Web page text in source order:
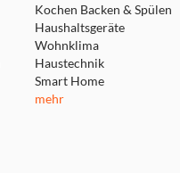
Kochen Backen & Spülen
Haushaltsgeräte
Wohnklima
Haustechnik
Smart Home
mehr